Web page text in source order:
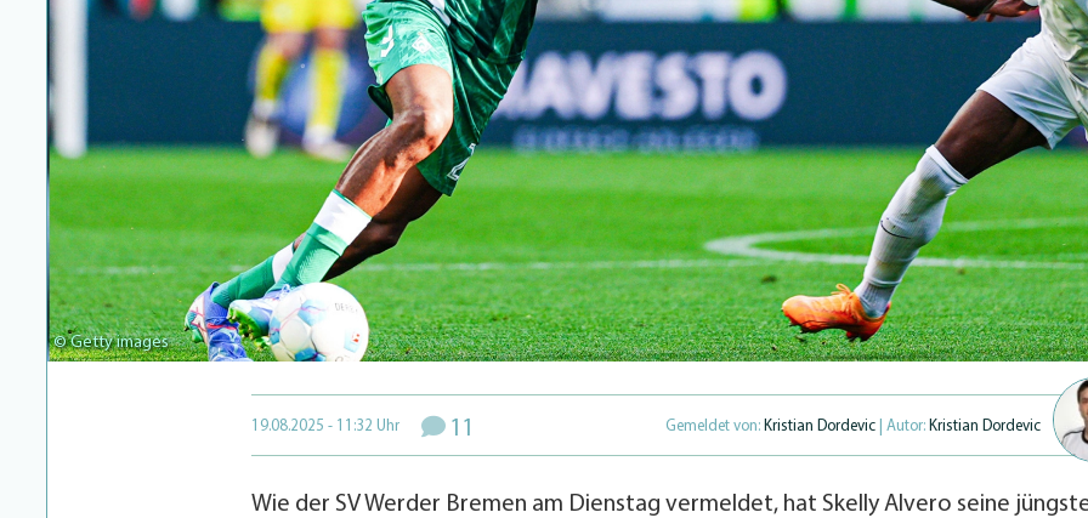
© Getty images
19.08.2025 - 11:32 Uhr 11 Gemeldet von: Kristian Dordevic | Autor: Kristian Dordevic
Wie der SV Werder Bremen am Dienstag vermeldet, hat Skelly Alvero seine